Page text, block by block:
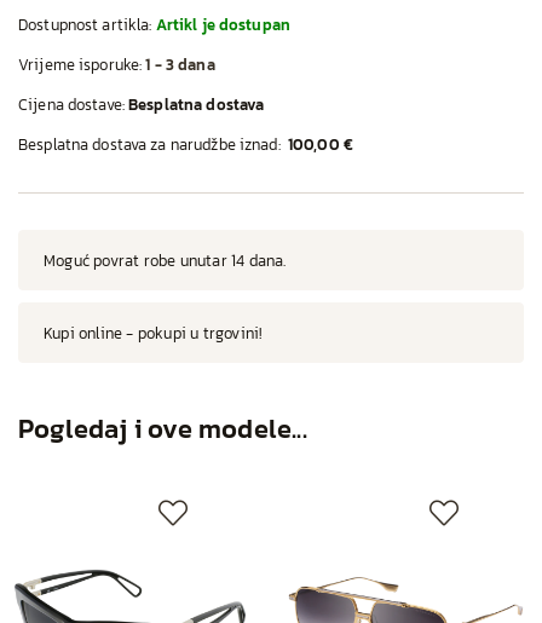
Dostupnost artikla: Artikl je dostupan
Vrijeme isporuke:1 - 3 dana
Cijena dostave:Besplatna dostava
Besplatna dostava za narudžbe iznad: 100,00 €
Moguć povrat robe unutar 14 dana.
Kupi online - pokupi u trgovini!
Pogledaj i ove modele...